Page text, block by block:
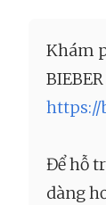
Khám
https://
Để hỗ
dàng